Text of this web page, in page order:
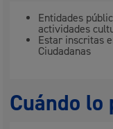
Entidades
actividades
Estar inscritas
Ciudadanas
Cuándo